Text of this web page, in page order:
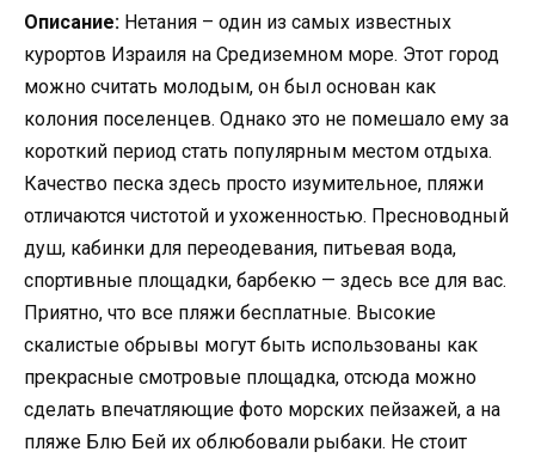
Описание: Нетания – один из самых известных
курортов Израиля на Средиземном море. Этот город
можно считать молодым, он был основан как
колония поселенцев. Однако это не помешало ему за
короткий период стать популярным местом отдыха.
Качество песка здесь просто изумительное, пляжи
отличаются чистотой и ухоженностью. Пресноводный
душ, кабинки для переодевания, питьевая вода,
спортивные площадки, барбекю — здесь все для вас.
Приятно, что все пляжи бесплатные. Высокие
скалистые обрывы могут быть использованы как
прекрасные смотровые площадка, отсюда можно
сделать впечатляющие фото морских пейзажей, а на
пляже Блю Бей их облюбовали рыбаки. Не стоит